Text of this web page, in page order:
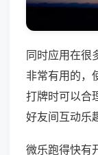
同时应用在很
非常有用的，
打牌时可以合
好友间互动乐
微乐跑得快有